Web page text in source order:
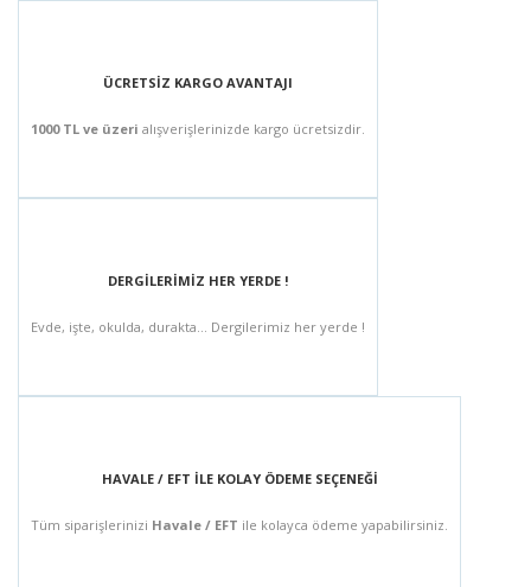
ÜCRETSİZ KARGO AVANTAJI
1000 TL ve üzeri alışverişlerinizde kargo ücretsizdir.
DERGİLERİMİZ HER YERDE !
Evde, işte, okulda, durakta... Dergilerimiz her yerde !
HAVALE / EFT İLE KOLAY ÖDEME SEÇENEĞİ
Tüm siparişlerinizi Havale / EFT ile kolayca ödeme yapabilirsiniz.